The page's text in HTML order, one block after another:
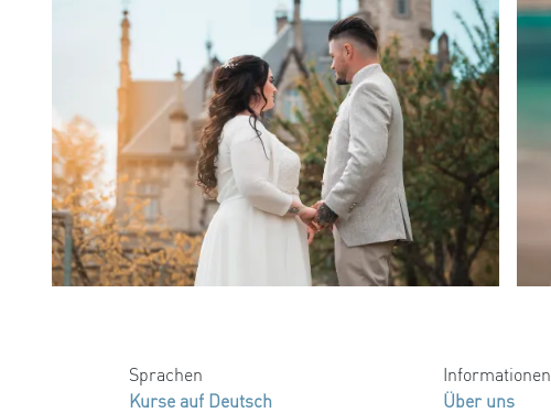
Sprachen
Kurse auf Deutsch
Informationen
Über uns